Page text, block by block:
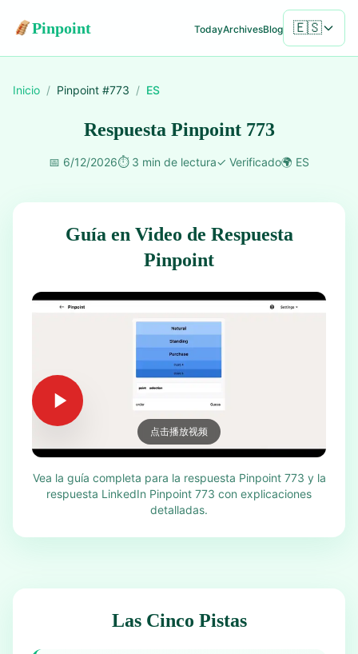
Pinpoint TodayArchivesBlog 🇪🇸
Inicio / Pinpoint #773 / ES
Respuesta Pinpoint 773
📅 6/12/2026⏱️ 3 min de lectura✓ Verificado🌍 ES
Guía en Video de Respuesta
Pinpoint
点击播放视频
Vea la guía completa para la respuesta Pinpoint 773 y la
respuesta LinkedIn Pinpoint 773 con explicaciones
detalladas.
Las Cinco Pistas